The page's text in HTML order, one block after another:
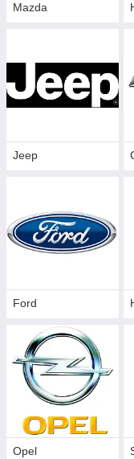
Mazda
Jeep
Ford
Opel